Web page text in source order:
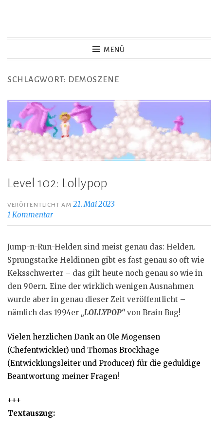
Game Not Over
MENÜ
SCHLAGWORT: DEMOSZENE
Level 102: Lollypop
VERÖFFENTLICHT AM21. Mai 2023
1 Kommentar
Jump-n-Run-Helden sind meist genau das: Helden.
Sprungstarke Heldinnen gibt es fast genau so oft wie
Keksschwerter – das gilt heute noch genau so wie in
den 90ern. Eine der wirklich wenigen Ausnahmen
wurde aber in genau dieser Zeit veröffentlicht –
nämlich das 1994er „LOLLYPOP“ von Brain Bug!
Vielen herzlichen Dank an Ole Mogensen
(Chefentwickler) und Thomas Brockhage
(Entwicklungsleiter und Producer) für die geduldige
Beantwortung meiner Fragen!
+++
Textauszug: